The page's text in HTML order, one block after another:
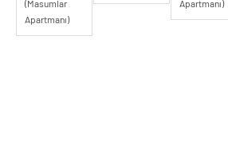
(Masumlar
Apartmanı)
Apartmanı)